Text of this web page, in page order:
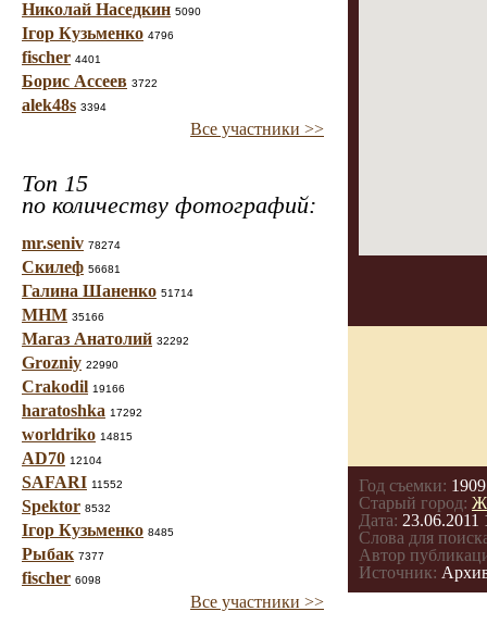
Николай Наседкин 5090
Ігор Кузьменко 4796
fischer 4401
Борис Ассеев 3722
alek48s 3394
Все участники >>
Топ 15
по количеству фотографий:
mr.seniv 78274
Скилеф 56681
Галина Шаненко 51714
МНМ 35166
Магаз Анатолий 32292
Grozniy 22990
Crakodil 19166
haratoshka 17292
worldriko 14815
AD70 12104
SAFARI 11552
Spektor 8532
Ігор Кузьменко 8485
Рыбак 7377
fischer 6098
Все участники >>
Год съемки: 1909
Старый город:
Дата: 23.06.2011
Слова для
Автор
Источник: